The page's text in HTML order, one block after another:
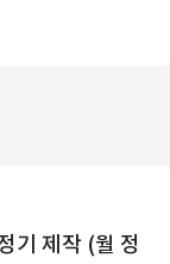
기 제작 (월 정